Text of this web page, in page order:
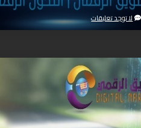
لا توجد تعليقات